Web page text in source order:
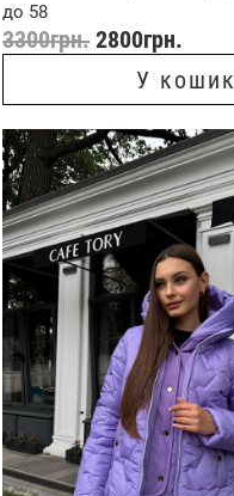
до 58
3300грн. 2800грн.
У кошик